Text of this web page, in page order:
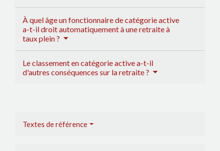
À quel âge un fonctionnaire de catégorie active
a-t-il droit automatiquement à une retraite à
taux plein ?
Le classement en catégorie active a-t-il
d'autres conséquences sur la retraite ?
Textes de référence